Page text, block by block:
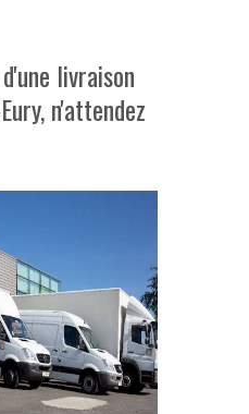
livraison
n'attendez